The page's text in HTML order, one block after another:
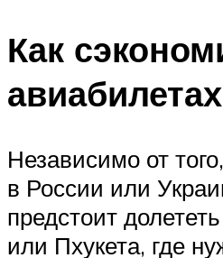
Как
авиабилетах
Независимо от
в России или
предстоит
или Пхукета, где